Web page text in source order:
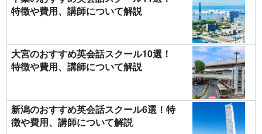
特徴や費用、講師について解説
大宮のおすすめ英会話スクール10選！
特徴や費用、講師について解説
新潟のおすすめ英会話スクール6選！特
徴や費用、講師について解説